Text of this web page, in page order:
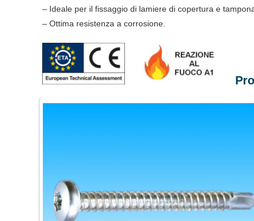
– Ideale per il fissaggio di lamiere di copertura e
– Ottima resistenza a corrosione.